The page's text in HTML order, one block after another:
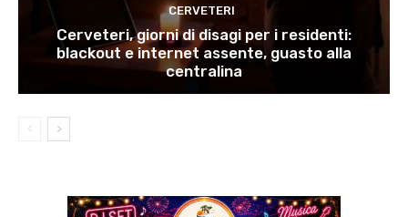
CERVETERI
Cerveteri, giorni di disagi per i residenti:
blackout e internet assente, guasto alla
centralina